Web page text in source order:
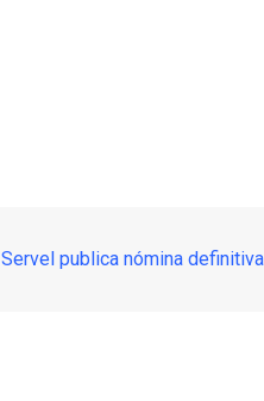
Servel publica nómina